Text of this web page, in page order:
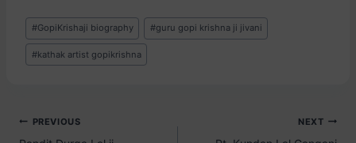
#GopiKrishaji biography #guru gopi krishna ji jivani
#kathak artist gopikrishna
PREVIOUS NEXT